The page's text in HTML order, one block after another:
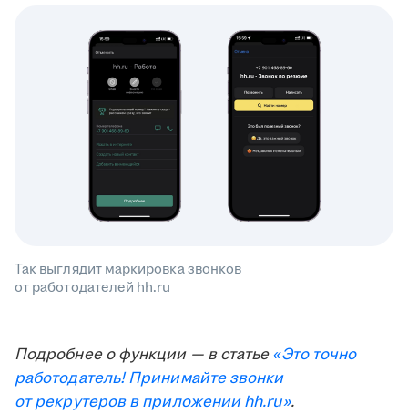
Так выглядит маркировка звонков
от работодателей hh.ru
Подробнее о функции — в статье«Это точно
работодатель! Принимайте звонки
от рекрутеров в приложении hh.ru».